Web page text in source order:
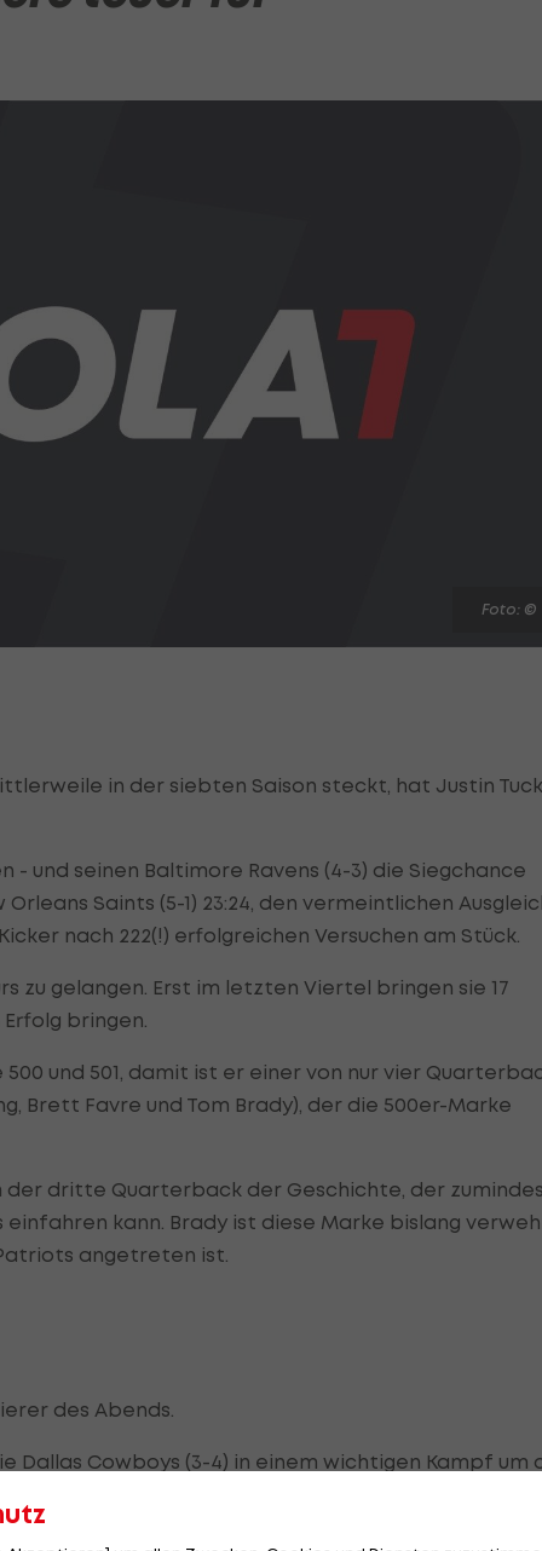
Foto: ©
in der siebten Saison steckt, hat Justin
- und seinen Baltimore Ravens (4-3) die Siegchance
Saints (5-1) 23:24, den vermeintlichen
nach 222(!) erfolgreichen Versuchen am Stück.
zu gelangen. Erst im letzten Viertel bringen sie 17
bringen.
und 501, damit ist er einer von nur vier
Brett Favre und Tom Brady), der die 500er-Marke
der dritte Quarterback der Geschichte, der
einfahren kann. Brady ist diese Marke bislang
angetreten ist.
des Abends.
Dallas Cowboys (3-4) in einem wichtigen Kampf um
den möglichen Ausgleich aus 52 Yards mit